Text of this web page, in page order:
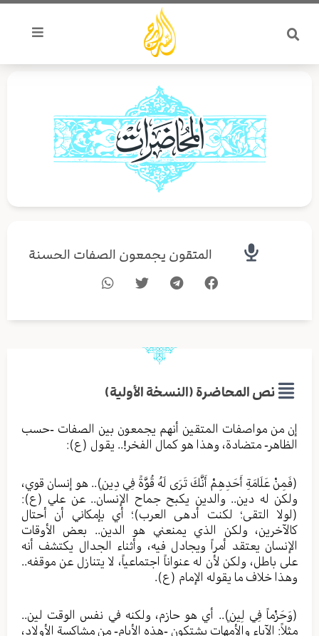
تخطي
المحتوى
المتقون يجمعون الصفات الحسنة
نص المحاضرة (النسخة الأولية)
إن من مواصفات المتقين أنهم يجمعون بين الصفات -حسب
الظاهر- متضادة، وهذا هو كمال الفخر!.. يقول (ع):
(فَمِنْ عَلَامَةِ أَحَدِهِمْ أَنَّكَ تَرَى لَهُ قُوَّةً فِي دِينٍ).. هو إنسان قوي،
ولكن له دين.. والدين يكبح جماح الإنسان.. عن علي (ع):
(لولا التقى؛ لكنت أدهى العرب)؛ أي بإمكاني أن أحتال
كالآخرين، ولكن الذي يمنعني هو الدين.. بعض الأوقات
الإنسان يعتقد أمراً ويجادل فيه، وأثناء الجدال يكتشف أنه
على باطل، ولكن لأن له عنواناً اجتماعياً، لا يتنازل عن موقفه..
وهذا خلاف ما يقوله الإمام (ع).
(وَحَزْماً فِي لِينٍ).. أي هو حازم، ولكنه في نفس الوقت لين..
مثلاً: الآباء والأمهات يشتكون -هذه الأيام- من مشاكسة الأولاد،